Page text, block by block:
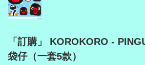
「訂購」 KOROKORO -
袋仔（一套5款）